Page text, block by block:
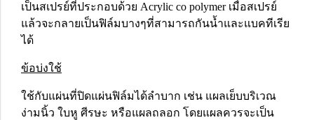
เป็นสเปรย์ที่ประกอบด้วย Acrylic co polymer เมื่อสเปรย์
แล้วจะกลายเป็นฟิล์มบางๆที่สามารถกันน้ำและแบคทีเรีย
ได้
ข้อบ่งใช้
ใช้กับแผ่นที่ปิดแผ่นฟิล์มได้ลำบาก เช่น แผลเย็บบริเวณ
ง่ามนิ้ว ใบหู ศีรษะ หรือแผลถลอก โดยแผลควรจะเป็น